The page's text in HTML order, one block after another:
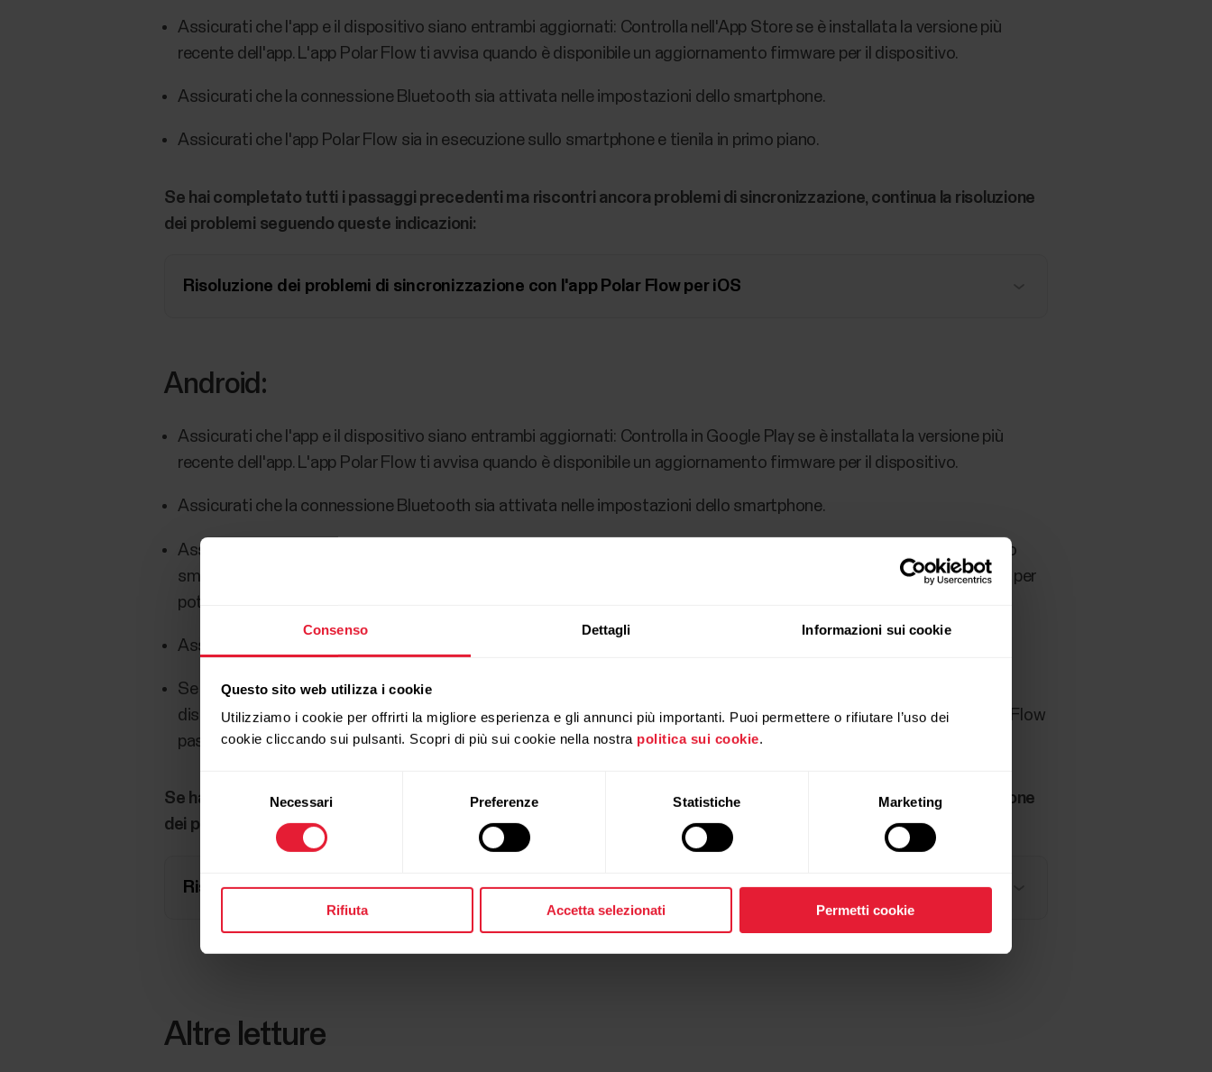
Consenso Dettagli Informazioni sui cookie
Questo sito web utilizza i cookie
Utilizziamo i cookie per offrirti la migliore esperienza e gli annunci più importanti. Puoi permettere o rifiutare l’uso dei
cookie cliccando sui pulsanti. Scopri di più sui cookie nella nostra politica sui cookie.
del
Necessari Preferenze Statistiche Marketing
Rifiuta Accetta selezionati Permetti cookie
Assicurati che l'app e il dispositivo siano entrambi aggiornati: Controlla nell'App Store se è installata la versione più
recente dell'app. L'app Polar Flow ti avvisa quando è disponibile un aggiornamento firmware per il dispositivo.
Assicurati che la connessione Bluetooth sia attivata nelle impostazioni dello smartphone.
Assicurati che l'app Polar Flow sia in esecuzione sullo smartphone e tienila in primo piano.
Se hai completato tutti i passaggi precedenti ma riscontri ancora problemi di sincronizzazione, continua la risoluzione
dei problemi seguendo queste indicazioni:
Risoluzione dei problemi di sincronizzazione con l'app Polar Flow per iOS
Android:
Assicurati che l'app e il dispositivo siano entrambi aggiornati: Controlla in Google Play se è installata la versione più
recente dell'app. L'app Polar Flow ti avvisa quando è disponibile un aggiornamento firmware per il dispositivo.
Assicurati che la connessione Bluetooth sia attivata nelle impostazioni dello smartphone.
Assicurati che il rilevamento della posizione sia abilitato per l'app Polar Flow nelle impostazioni dell'applicazione dello
smartphone. Su Android 6 e nei dispositivi più recenti è necessaria l'autorizzazione per il rilevamento della posizione per
poter eseguire la ricerca dei dispositivi Bluetooth.
Assicurati che l'app Polar Flow sia in esecuzione sullo smartphone e tienila in primo piano.
Se hai più dispositivi Polar in uso compatibili con l'app Polar Flow, assicurati di avere selezionato Polar Loop come
dispositivo attivo nell'app. In questo modo, l'app Polar Flow sarà in grado di connettersi al dispositivo. Nell'app Polar Flow
passa a Dispositivi e seleziona Polar Loop, quindi torna al menu principale.
Se hai completato tutti i passaggi precedenti ma riscontri ancora problemi di sincronizzazione, continua la risoluzione
dei problemi seguendo queste indicazioni:
Risoluzione dei problemi di sincronizzazione con l'app Polar Flow per Android
Altre letture